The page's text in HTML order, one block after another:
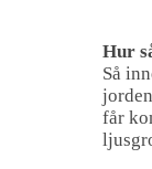
Hur
Så
får